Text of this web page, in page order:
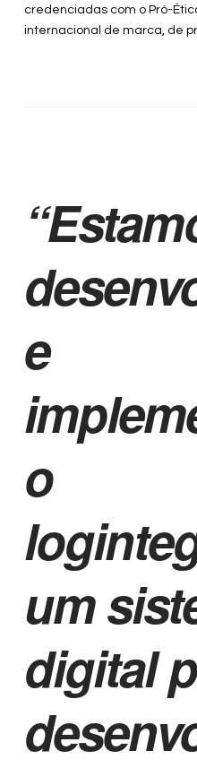
credenciadas com o Pró-
internacional de marca, de
e
o
um
digital